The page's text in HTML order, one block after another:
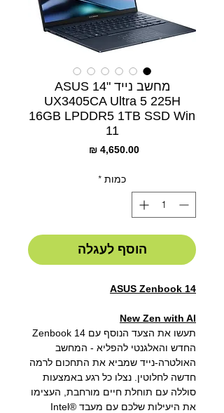
מחשב נייד "14 ASUS
UX3405CA Ultra 5 225H
16GB LPDDR5 1TB SSD Win
11
‏4,650.00 ‏₪
כמות *
הוסף לעגלה
ASUS Zenbook 14
New Zen with AI
תעשו את הצעד הנוסף עם Zenbook 14
החדש והאלגנטי להפליא - המחשב
האולטרה-נייד שמביא את התחכום לרמה
חדשה לחלוטין. נצלו כל רגע באמצעות
סוללה עם תוחלת חיים מורחבת, העצימו
את היעילות שלכם עם מעבד Intel®